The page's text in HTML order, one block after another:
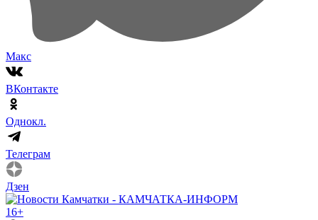
Макс
ВКонтакте
Однокл.
Телеграм
Дзен
16+